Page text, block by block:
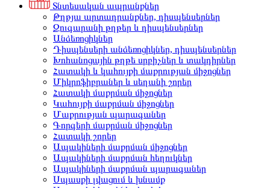
Տնտեսական ապրանքներ
Թղթյա արտադրանքներ, դիսպենսերներ
Զուգարանի թղթեր և դիսպենսերներ
Անձեռոցիկներ
Դիսպենսերի անձեռոցիկներ, դիսպենսերներ
Խոհանոցային թղթե սրբիչներ և տակդիրներ
Հատակի և կահույքի մաքրության միջոցներ
Միկրոֆիբրաներ և սեղանի շորեր
Հատակի մաքրման միջոցներ
Կահույքի մաքրման միջոցներ
Մաքրության պարագաներ
Գորգերի մաքրման միջոցներ
Հատակի շորեր
Ապակիների մաքրման միջոցներ
Ապակիների մաքրման հեղուկներ
Ապակիների մաքրման պարագաներ
Սպասքի լվացում և խնամք